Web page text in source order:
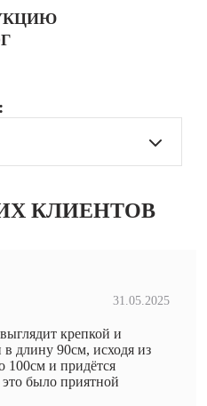
КЛИЕНТОВ
31.05.2025
крепкой и
длину 90см, исходя из
100см и придётся
это было приятной